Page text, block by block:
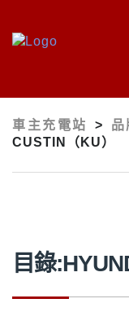
車主充電站 > 品
CUSTIN（KU）
目錄